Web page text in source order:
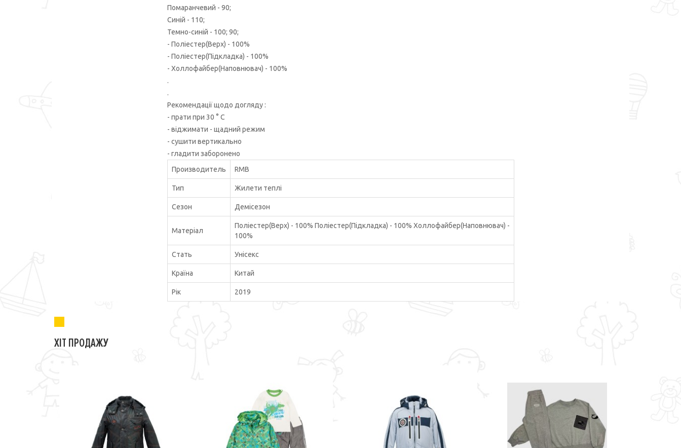
Помаранчевий - 90;
Синій - 110;
Темно-синій - 100; 90;
- Поліестер(Верх) - 100%
- Поліестер(Підкладка) - 100%
- Холлофайбер(Наповнювач) - 100%
.
.
Рекомендації щодо догляду :
- прати при 30 ° С
- віджимати - щадний режим
- сушити вертикально
- гладити заборонено
Производитель
RMB
Тип Жилети теплі
Сезон Демісезон
Матеріал
Поліестер(Верх) - 100% Поліестер(Підкладка) - 100% Холлофайбер(Наповнювач) -
100%
Стать Унісекс
Країна Китай
Рік 2019
ХІТ ПРОДАЖУ